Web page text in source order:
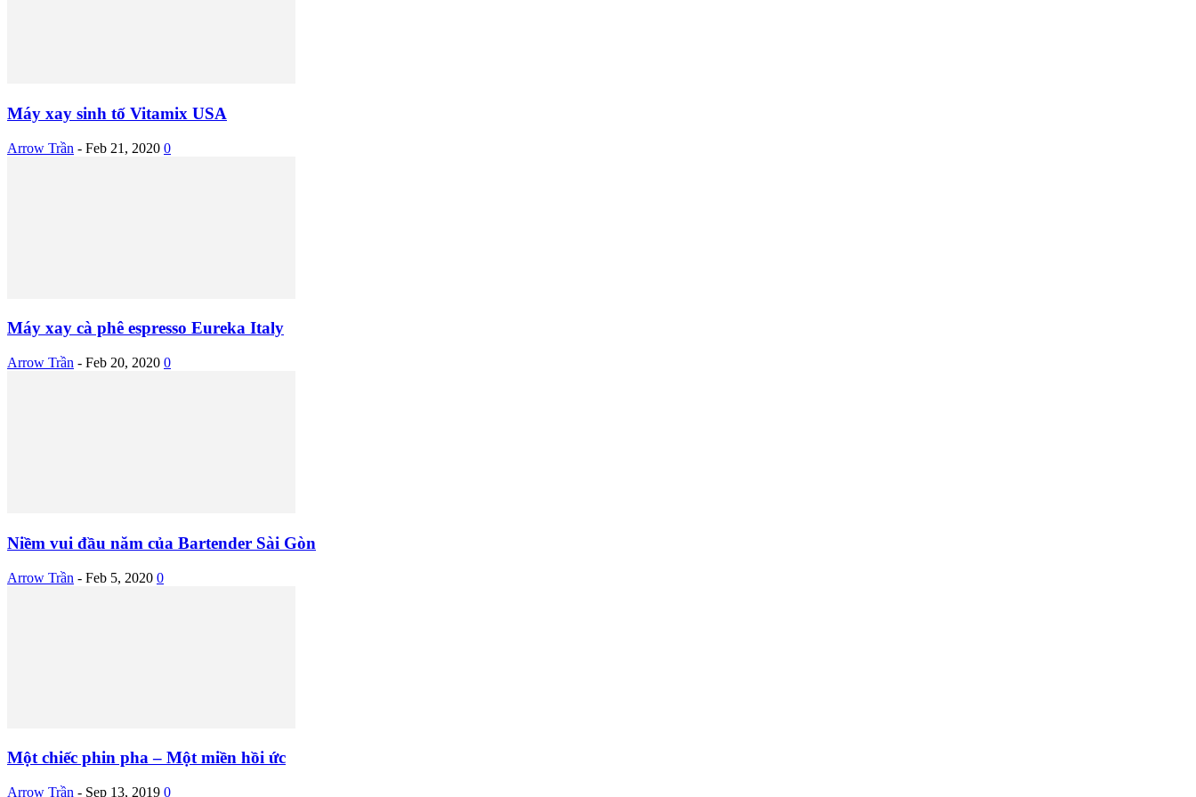
Máy xay sinh tố Vitamix USA
Arrow Trần - Feb 21, 2020 0
Máy xay cà phê espresso Eureka Italy
Arrow Trần - Feb 20, 2020 0
Niềm vui đầu năm của Bartender Sài Gòn
Arrow Trần - Feb 5, 2020 0
Một chiếc phin pha – Một miền hồi ức
Arrow Trần - Sep 13, 2019 0